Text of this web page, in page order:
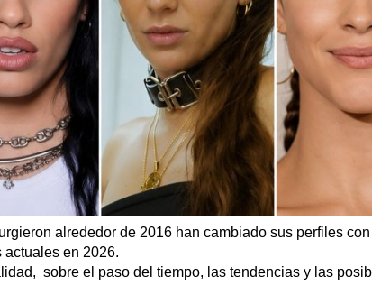
alrededor de 2016 han cambiado sus perfiles con
actuales en 2026.
sobre el paso del tiempo, las tendencias y las